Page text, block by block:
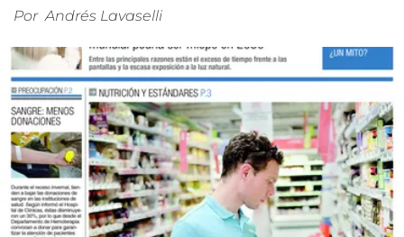
Por Andrés Lavaselli